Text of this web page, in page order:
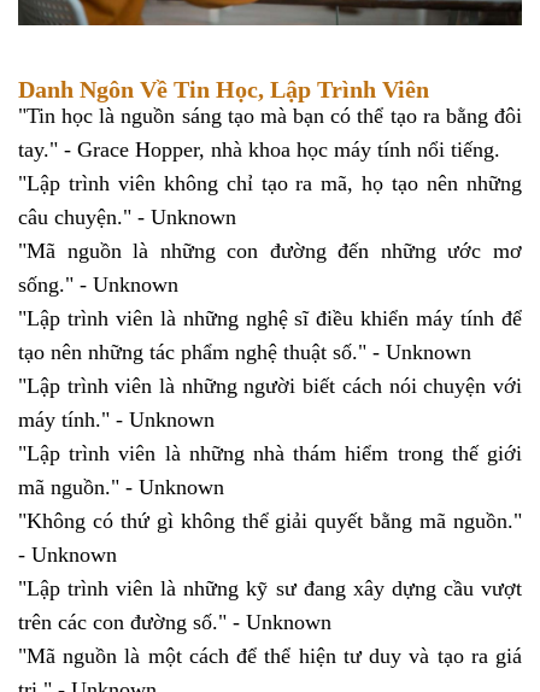
Danh Ngôn Về Tin Học, Lập Trình Viên
"Tin học là nguồn sáng tạo mà bạn có thể tạo ra bằng đôi
tay." - Grace Hopper, nhà khoa học máy tính nổi tiếng.
"Lập trình viên không chỉ tạo ra mã, họ tạo nên những
câu chuyện." - Unknown
"Mã nguồn là những con đường đến những ước mơ
sống." - Unknown
"Lập trình viên là những nghệ sĩ điều khiển máy tính để
tạo nên những tác phẩm nghệ thuật số." - Unknown
"Lập trình viên là những người biết cách nói chuyện với
máy tính." - Unknown
"Lập trình viên là những nhà thám hiểm trong thế giới
mã nguồn." - Unknown
"Không có thứ gì không thể giải quyết bằng mã nguồn."
- Unknown
"Lập trình viên là những kỹ sư đang xây dựng cầu vượt
trên các con đường số." - Unknown
"Mã nguồn là một cách để thể hiện tư duy và tạo ra giá